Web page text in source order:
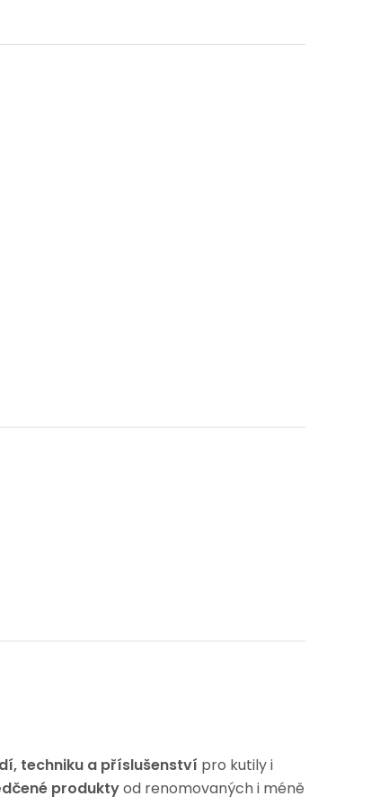
techniku ​​a příslušenství pro kutily i
produktyod renomovaných i méně